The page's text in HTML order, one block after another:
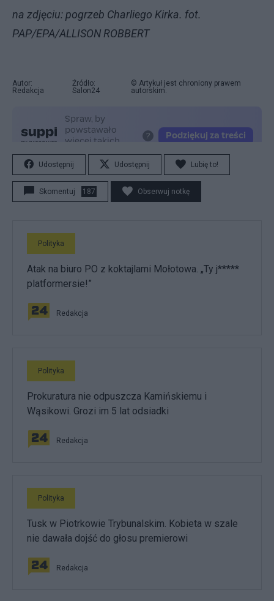
na zdjęciu: pogrzeb Charliego Kirka. fot.
PAP/EPA/ALLISON ROBBERT
Autor:
Redakcja
Źródło:
Salon24
© Artykuł jest chroniony prawem
autorskim.
Udostępnij Udostępnij Lubię to!
Skomentuj 187 Obserwuj notkę
Polityka
Atak na biuro PO z koktajlami Mołotowa. „Ty j*****
platformersie!”
Redakcja
Polityka
Prokuratura nie odpuszcza Kamińskiemu i
Wąsikowi. Grozi im 5 lat odsiadki
Redakcja
Polityka
Tusk w Piotrkowie Trybunalskim. Kobieta w szale
nie dawała dojść do głosu premierowi
Redakcja